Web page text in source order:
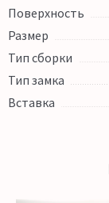
Поверхность
Размер
Тип сборки
Тип замка
Вставка